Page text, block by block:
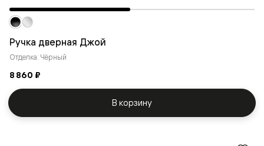
Ручка дверная Джой
Отделка: Чёрный
8 860 ₽
В корзину